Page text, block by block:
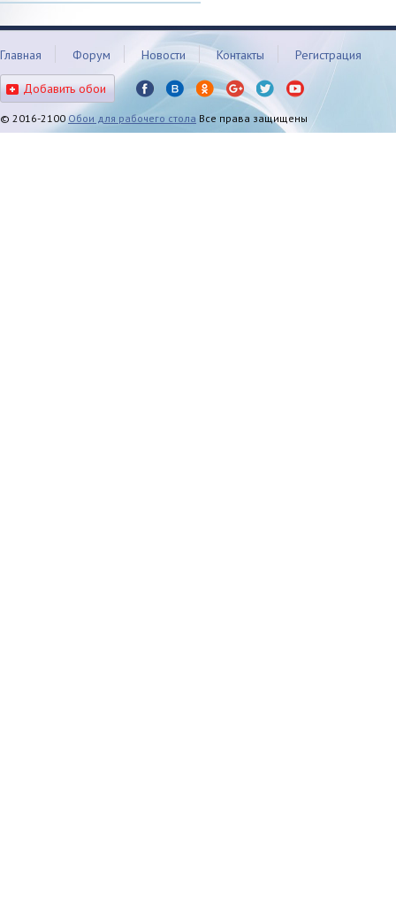
Главная Форум Новости Контакты Регистрация
Добавить обои
© 2016-2100Обои для рабочего стола Все права защищены